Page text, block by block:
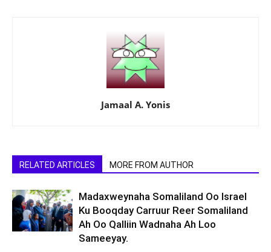
Jamaal A. Yonis
RELATED ARTICLES MORE FROM AUTHOR
Madaxweynaha Somaliland Oo Israel
Ku Booqday Carruur Reer Somaliland
Ah Oo Qalliin Wadnaha Ah Loo
Sameeyay.